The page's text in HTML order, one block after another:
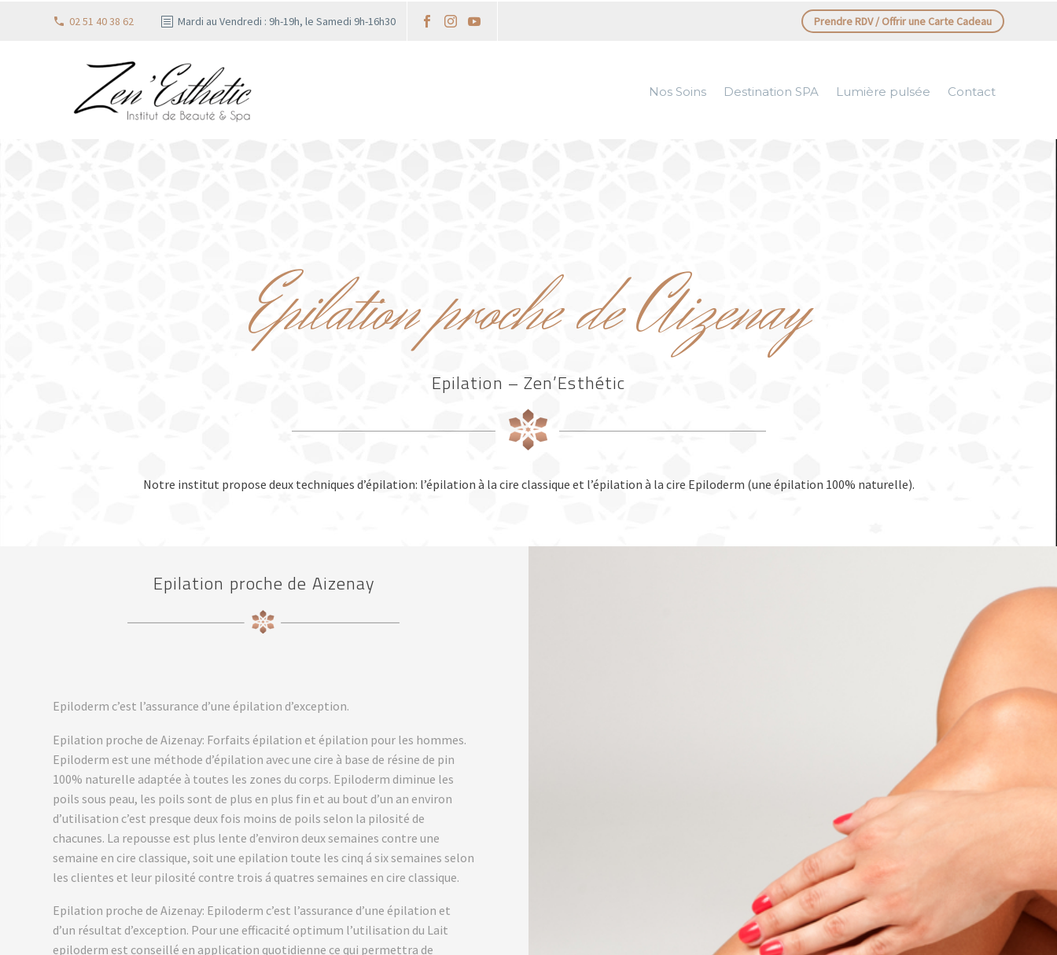
02 51 40 38 62 Mardi au Vendredi : 9h-19h, le Samedi 9h-16h30 Prendre RDV / Offrir une Carte Cadeau
Nos Soins Destination SPA Lumière pulsée Contact
Epilation proche de Aizenay
Epilation – Zen’Esthétic
Notre institut propose deux techniques d’épilation: l’épilation à la cire classique et l’épilation à la cire Epiloderm (une épilation 100% naturelle).
Epilation proche de Aizenay
Epiloderm c’est l’assurance d’une épilation d’exception.
Epilation proche de Aizenay: Forfaits épilation et épilation pour les hommes.
Epiloderm est une méthode d’épilation avec une cire à base de résine de pin
100% naturelle adaptée à toutes les zones du corps. Epiloderm diminue les
poils sous peau, les poils sont de plus en plus fin et au bout d’un an environ
d’utilisation c’est presque deux fois moins de poils selon la pilosité de
chacunes. La repousse est plus lente d’environ deux semaines contre une
semaine en cire classique, soit une epilation toute les cinq á six semaines selon
les clientes et leur pilosité contre trois á quatres semaines en cire classique.
Epilation proche de Aizenay: Epiloderm c’est l’assurance d’une épilation et
d’un résultat d’exception. Pour une efficacité optimum l’utilisation du Lait
epiloderm est conseillé en application quotidienne ce qui permettra de